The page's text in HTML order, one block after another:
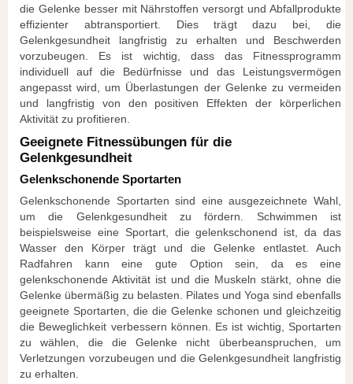
die Gelenke besser mit Nährstoffen versorgt und Abfallprodukte
effizienter abtransportiert. Dies trägt dazu bei, die
Gelenkgesundheit langfristig zu erhalten und Beschwerden
vorzubeugen. Es ist wichtig, dass das Fitnessprogramm
individuell auf die Bedürfnisse und das Leistungsvermögen
angepasst wird, um Überlastungen der Gelenke zu vermeiden
und langfristig von den positiven Effekten der körperlichen
Aktivität zu profitieren.
Geeignete Fitnessübungen für die
Gelenkgesundheit
Gelenkschonende Sportarten
Gelenkschonende Sportarten sind eine ausgezeichnete Wahl,
um die Gelenkgesundheit zu fördern. Schwimmen ist
beispielsweise eine Sportart, die gelenkschonend ist, da das
Wasser den Körper trägt und die Gelenke entlastet. Auch
Radfahren kann eine gute Option sein, da es eine
gelenkschonende Aktivität ist und die Muskeln stärkt, ohne die
Gelenke übermäßig zu belasten. Pilates und Yoga sind ebenfalls
geeignete Sportarten, die die Gelenke schonen und gleichzeitig
die Beweglichkeit verbessern können. Es ist wichtig, Sportarten
zu wählen, die die Gelenke nicht überbeanspruchen, um
Verletzungen vorzubeugen und die Gelenkgesundheit langfristig
zu erhalten.